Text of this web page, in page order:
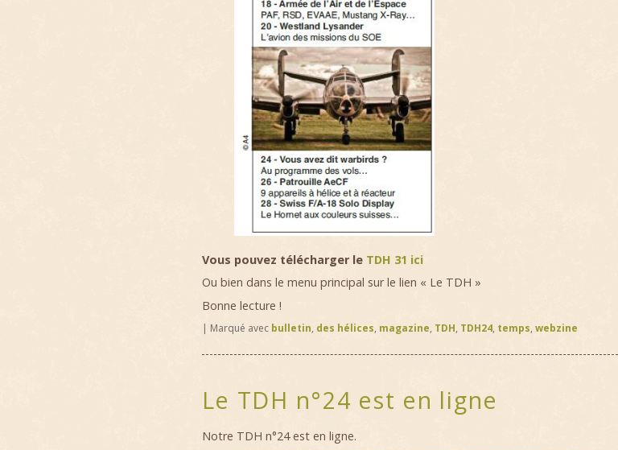
Vous pouvez télécharger le TDH 31 ici
Ou bien dans le menu principal sur le lien « Le TDH »
Bonne lecture !
| Marqué avec bulletin, des hélices, magazine, TDH, TDH24, temps, webzine
Le TDH n°24 est en ligne
Notre TDH n°24 est en ligne.